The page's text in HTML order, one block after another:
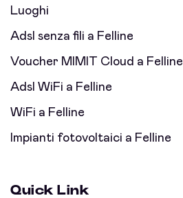
Luoghi
Adsl senza fili a Felline
Voucher MIMIT Cloud a Felline
Adsl WiFi a Felline
WiFi a Felline
Impianti fotovoltaici a Felline
Quick Link